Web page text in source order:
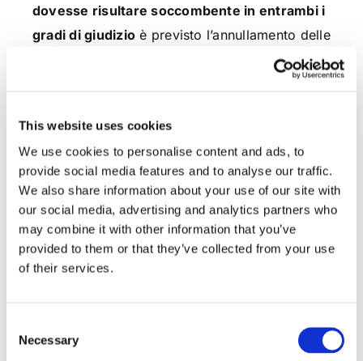
This website uses cookies
We use cookies to personalise content and ads, to
provide social media features and to analyse our traffic.
We also share information about your use of our site with
our social media, advertising and analytics partners who
may combine it with other information that you’ve
provided to them or that they’ve collected from your use
of their services.
Selection
Necessary
dovesse risultare soccombente in entrambi i
gradi di giudizio è previsto l’annullamento delle
cartelle esattoriali fino ad un massimo di
100.000 euro, versando il 5% del valore della
Dott. Emilio Brogna
CONDIVIDI SUI SOCIAL